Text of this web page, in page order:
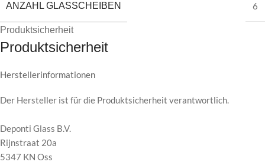
ANZAHL GLASSCHEIBEN 6
Produktsicherheit
Produktsicherheit
Herstellerinformationen
Der Hersteller ist für die Produktsicherheit verantwortlich.
Deponti Glass B.V.
Rijnstraat 20a
5347 KN Oss